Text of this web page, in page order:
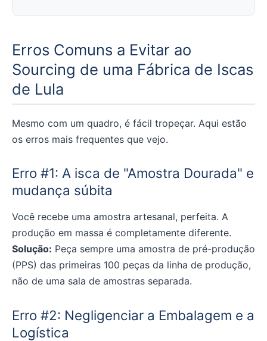
Erros Comuns a Evitar ao
Sourcing de uma Fábrica de Iscas
de Lula
Mesmo com um quadro, é fácil tropeçar. Aqui estão
os erros mais frequentes que vejo.
Erro #1: A isca de "Amostra Dourada" e
mudança súbita
Você recebe uma amostra artesanal, perfeita. A
produção em massa é completamente diferente.
Solução: Peça sempre uma amostra de pré-produção
(PPS) das primeiras 100 peças da linha de produção,
não de uma sala de amostras separada.
Erro #2: Negligenciar a Embalagem e a
Logística